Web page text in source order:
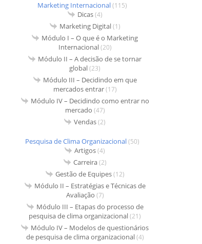
Marketing Internacional(115)
Dicas(4)
Marketing Digital(1)
Módulo I – O que é o Marketing
Internacional(20)
Módulo II – A decisão de se tornar
global(23)
Módulo III – Decidindo em que
mercados entrar(17)
Módulo IV – Decidindo como entrar no
mercado (47)
Vendas(2)
Pesquisa de Clima Organizacional(50)
Artigos(4)
Carreira(2)
Gestão de Equipes(12)
Módulo II – Estratégias e Técnicas de
Avaliação (7)
Módulo III – Etapas do processo de
pesquisa de clima organizacional(21)
Módulo IV – Modelos de questionários
de pesquisa de clima organizacional(4)